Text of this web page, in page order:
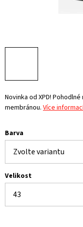
Novinka od XPD!
membránou. Více
Barva
Velikost